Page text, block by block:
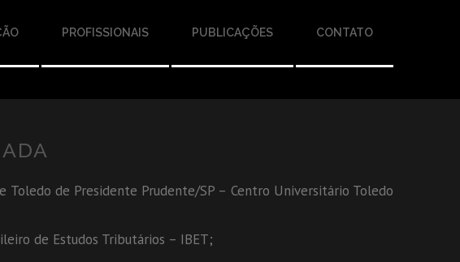
PROFISSIONAIS PUBLICAÇÕES CONTATO
de Presidente Prudente/SP – Centro Universitário Toledo
de Estudos Tributários – IBET;